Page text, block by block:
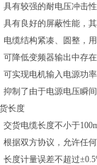
较强的耐电压冲击性
良好的屏蔽性能，其
结构紧凑、圆整，用
低变频器输出中存在
现电机输入电源功率
了由于电源电压瞬间
长度
电缆长度不小于100m
据双方协议，允许任何
度计量误差不超过